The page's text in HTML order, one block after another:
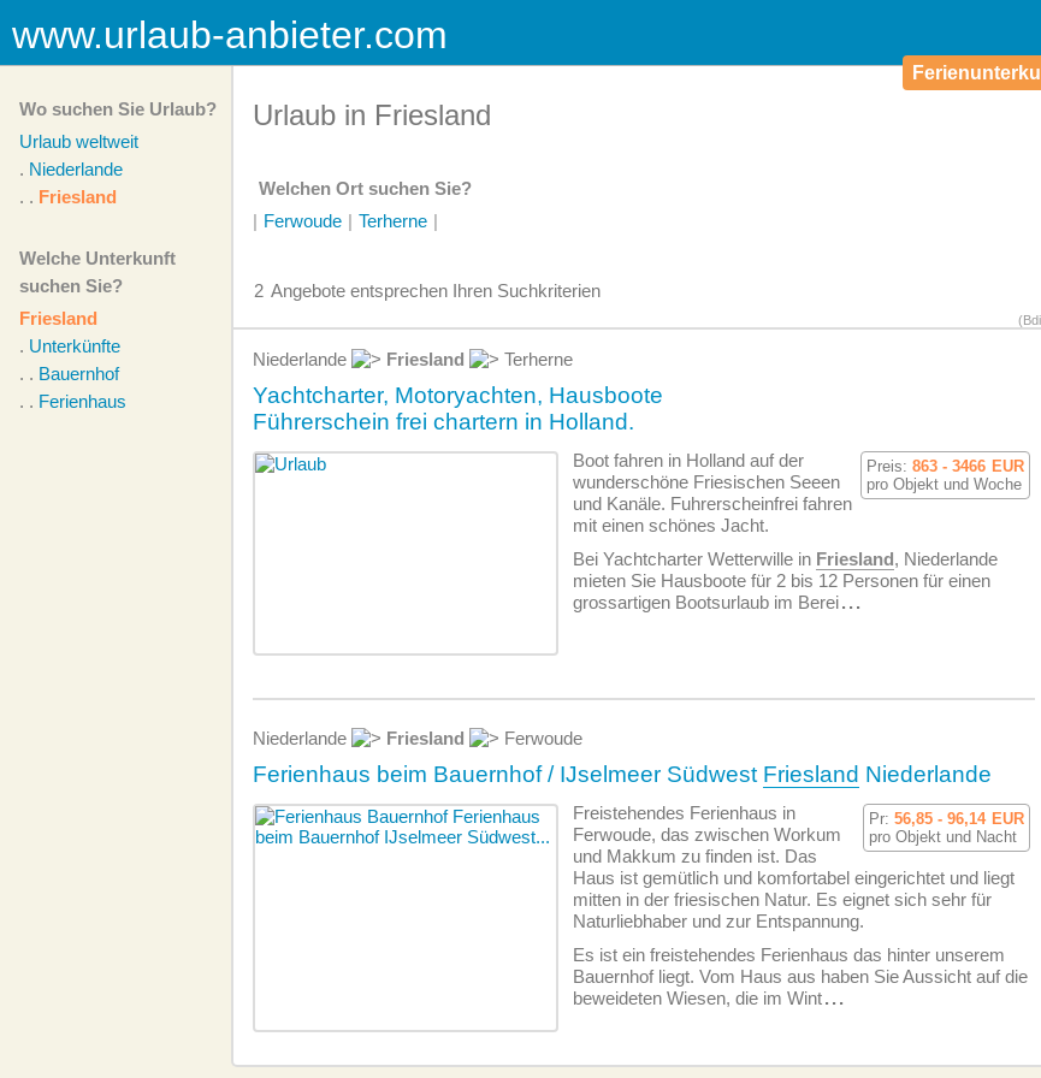
www.urlaub-anbieter.com
Wo suchen Sie Urlaub?
Urlaub weltweit
. Niederlande
. . Friesland
Welche Unterkunft
suchen Sie?
Friesland
. Unterkünfte
. . Bauernhof
. . Ferienhaus
Urlaub in Friesland
Welchen Ort suchen Sie?
| Ferwoude | Terherne |
2 Angebote entsprechen Ihren Suchkriterien
Niederlande Friesland Terherne
Yachtcharter, Motoryachten, Hausboote
Führerschein frei chartern in Holland.
Preis: 863 - 3466 EUR
pro Objekt und Woche
Boot fahren in Holland auf der
wunderschöne Friesischen Seeen
und Kanäle. Fuhrerscheinfrei fahren
mit einen schönes Jacht.
Bei Yachtcharter Wetterwille in Friesland, Niederlande
mieten Sie Hausboote für 2 bis 12 Personen für einen
grossartigen Bootsurlaub im Berei...
Niederlande Friesland Ferwoude
Ferienhaus beim Bauernhof / IJselmeer Südwest Friesland Niederlande
Pr: 56,85 - 96,14 EUR
pro Objekt und Nacht
Freistehendes Ferienhaus in
Ferwoude, das zwischen Workum
und Makkum zu finden ist. Das
Haus ist gemütlich und komfortabel eingerichtet und liegt
mitten in der friesischen Natur. Es eignet sich sehr für
Naturliebhaber und zur Entspannung.
Es ist ein freistehendes Ferienhaus das hinter unserem
Bauernhof liegt. Vom Haus aus haben Sie Aussicht auf die
beweideten Wiesen, die im Wint...